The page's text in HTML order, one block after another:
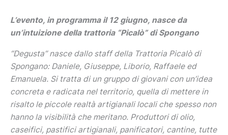
L’evento, in programma il 12 giugno, nasce da
un’intuizione della trattoria “Picalò” di Spongano
“Degusta” nasce dallo staff della Trattoria Picalò di
Spongano: Daniele, Giuseppe, Liborio, Raffaele ed
Emanuela. Si tratta di un gruppo di giovani con un’idea
concreta e radicata nel territorio, quella di mettere in
risalto le piccole realtà artigianali locali che spesso non
hanno la visibilità che meritano. Produttori di olio,
caseifici, pastifici artigianali, panificatori, cantine, tutte